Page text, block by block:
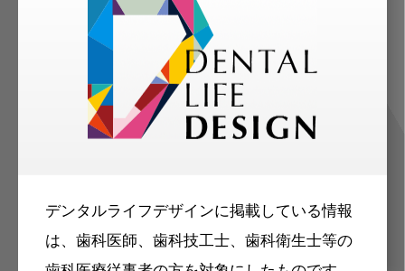
デンタルライフデザインに掲載している情報
は、歯科医師、歯科技工士、歯科衛生士等の
ご登録いただいた職種（歯科医師、歯
科衛生士、歯科技工士）に合わせた内
容のメールマガジンをお届けします。